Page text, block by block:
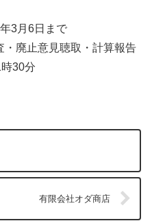
3月6日まで
廃止意見聴取・計算報告
30分
有限会社オダ商店